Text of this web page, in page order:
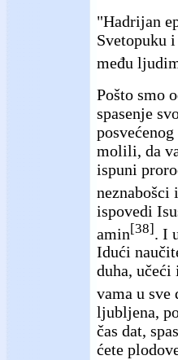
"Hadrijan
Svetopuku
među
Pošto smo
spasenje
molili, da
ispuni
ispovedi
amin[38]. I
Idući
duha, učeći
vama u sve
ljubljena,
čas dat,
ćete